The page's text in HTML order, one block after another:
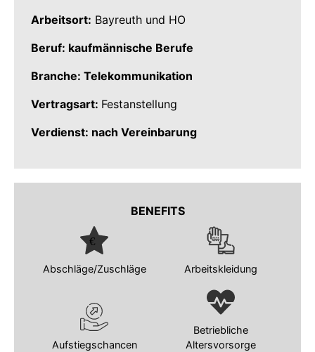
Arbeitsort: Bayreuth und HO
Beruf: kaufmännische Berufe
Branche: Telekommunikation
Vertragsart: Festanstellung
Verdienst: nach Vereinbarung
BENEFITS
Abschläge/Zuschläge Arbeitskleidung
Aufstiegschancen
Betriebliche
Altersvorsorge